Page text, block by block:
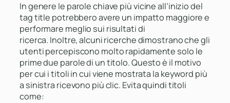
In genere le parole chiave più vicine all’inizio del
tag title potrebbero avere un impatto maggiore e
performare meglio sui risultati di
ricerca. Inoltre, alcuni ricerche dimostrano che gli
utenti percepiscono molto rapidamente solo le
prime due parole di un titolo. Questo è il motivo
per cui i titoli in cui viene mostrata la keyword più
a sinistra ricevono più clic. Evita quindi titoli
come: